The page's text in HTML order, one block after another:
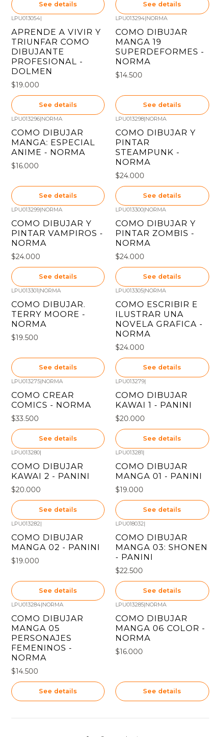
See details See details
LPU013054|
APRENDE A VIVIR Y
TRIUNFAR COMO
DIBUJANTE
PROFESIONAL -
DOLMEN
$19.000
See details
LPU013294|NORMA
COMO DIBUJAR
MANGA 19
SUPERDEFORMES -
NORMA
$14.500
See details
LPU013296|NORMA
COMO DIBUJAR
MANGA: ESPECIAL
ANIME - NORMA
$16.000
See details
LPU013298|NORMA
COMO DIBUJAR Y
PINTAR
STEAMPUNK -
NORMA
$24.000
See details
LPU013299|NORMA
COMO DIBUJAR Y
PINTAR VAMPIROS -
NORMA
$24.000
See details
LPU013300|NORMA
COMO DIBUJAR Y
PINTAR ZOMBIS -
NORMA
$24.000
See details
LPU013301|NORMA
COMO DIBUJAR.
TERRY MOORE -
NORMA
$19.500
See details
LPU013305|NORMA
COMO ESCRIBIR E
ILUSTRAR UNA
NOVELA GRAFICA -
NORMA
$24.000
See details
LPU013275|NORMA
COMO CREAR
COMICS - NORMA
$33.500
See details
LPU013279|
COMO DIBUJAR
KAWAI 1 - PANINI
$20.000
See details
LPU013280|
COMO DIBUJAR
KAWAI 2 - PANINI
$20.000
See details
LPU013281|
COMO DIBUJAR
MANGA 01 - PANINI
$19.000
See details
LPU013282|
COMO DIBUJAR
MANGA 02 - PANINI
$19.000
See details
LPU018032|
COMO DIBUJAR
MANGA 03: SHONEN
- PANINI
$22.500
See details
LPU013284|NORMA
COMO DIBUJAR
MANGA 05
PERSONAJES
FEMENINOS -
NORMA
$14.500
See details
LPU013285|NORMA
COMO DIBUJAR
MANGA 06 COLOR -
NORMA
$16.000
See details